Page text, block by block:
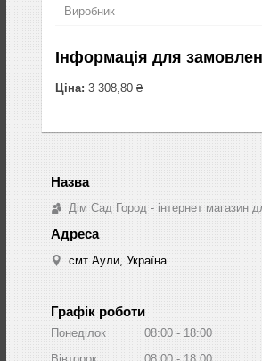
Виробник
Інформація для
Ціна: 3 308,80 ₴
Дім Сад Город - інтернет магазин
смт Аули, Україна
Графік роботи
Понеділок 08:00
18:00